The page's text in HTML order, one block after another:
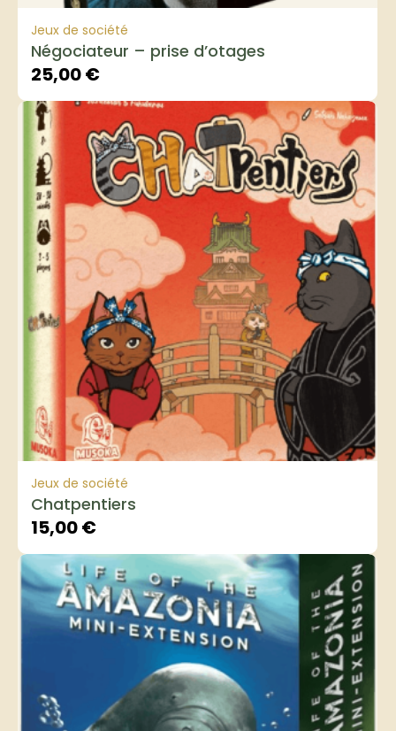
Jeux de société
Négociateur – prise d’otages
25,00€
Jeux de société
Chatpentiers
15,00€